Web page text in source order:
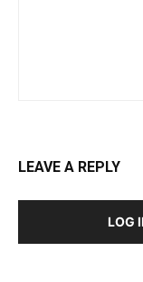
LEAVE A REPLY
LOG